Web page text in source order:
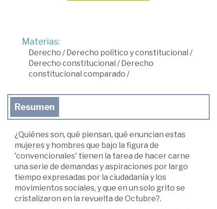
Materias:
Derecho /Derecho político y constitucional /
Derecho constitucional /Derecho
constitucional comparado /
Resumen
¿Quiénes son, qué piensan, qué enuncian estas
mujeres y hombres que bajo la figura de
'convencionales' tienen la tarea de hacer carne
una serie de demandas y aspiraciones por largo
tiempo expresadas por la ciudadanía y los
movimientos sociales, y que en un solo grito se
cristalizaron en la revuelta de Octubre?.